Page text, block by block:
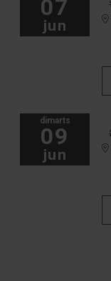
07
jun
dimarts
09
jun